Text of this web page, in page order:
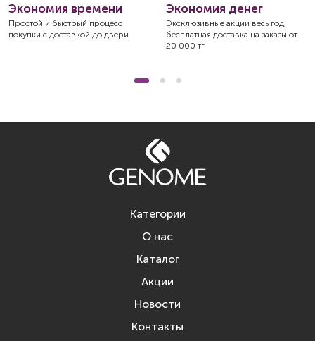
Экономия времени
Простой и быстрый процесс
покупки с доставкой до двери
Экономия денег
Эксклюзивные акции весь год,
бесплатная доставка на заказы от
20 000 тг
Категории
О нас
Каталог
Акции
Новости
Контакты